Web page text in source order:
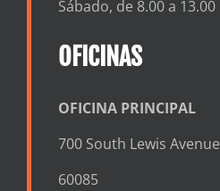
Sábado, de 8.00 a 13.00
OFICINAS
OFICINA PRINCIPAL
700 South Lewis
60085